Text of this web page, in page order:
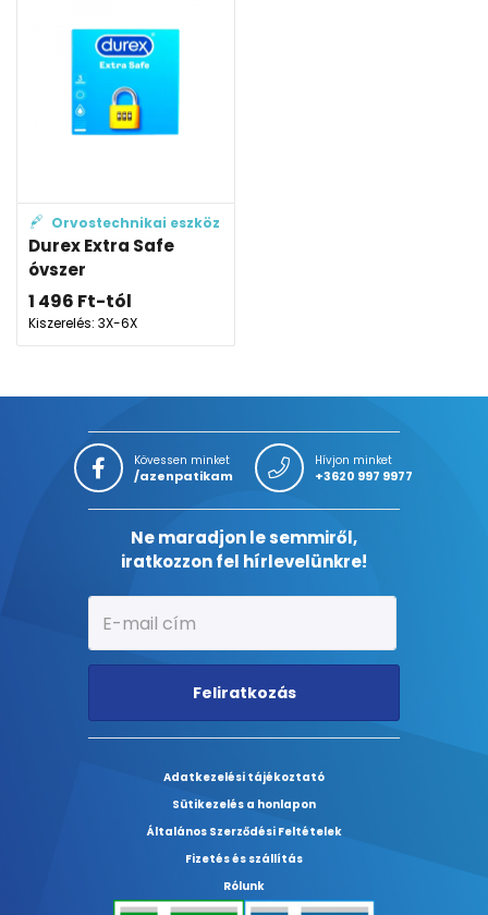
Orvostechnikai eszköz
Durex Extra Safe
óvszer
1 496 Ft-tól
Kiszerelés: 3X-6X
Kövessen minket
/azenpatikam
Hívjon minket
+3620 997 9977
Ne maradjon le semmiről,
iratkozzon fel hírlevelünkre!
Feliratkozás
Adatkezelési tájékoztató
Sütikezelés a honlapon
Általános Szerződési Feltételek
Fizetés és szállítás
Rólunk